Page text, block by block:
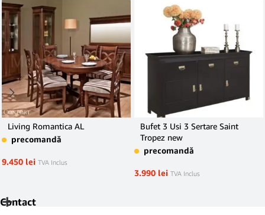
Living Romantica AL
precomandă
9.450 lei TVA Inclus
Bufet 3 Usi 3 Sertare Saint
Tropez new
precomandă
3.990 lei TVA Inclus
Contact